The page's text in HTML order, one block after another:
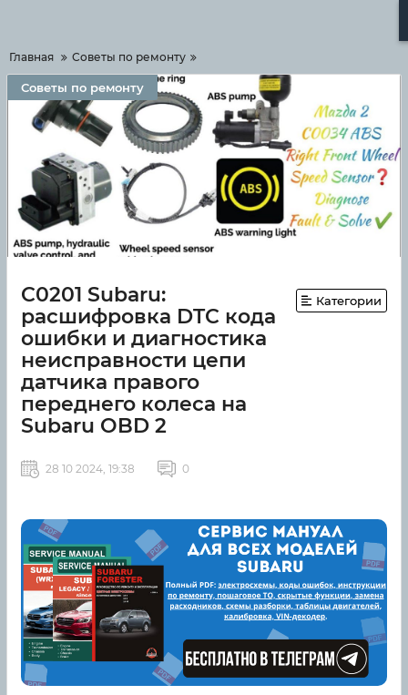
Главная Советы по ремонту
Советы по ремонту
C0201 Subaru:
расшифровка DTC кода
ошибки и диагностика
неисправности цепи
датчика правого
переднего колеса на
Subaru OBD 2
Категории
28 10 2024, 19:38 0